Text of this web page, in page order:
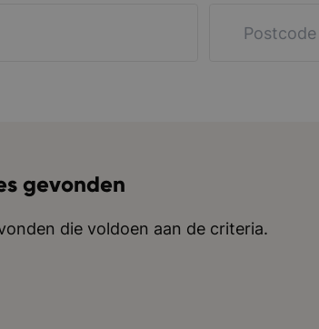
gevonden
die voldoen aan de criteria.